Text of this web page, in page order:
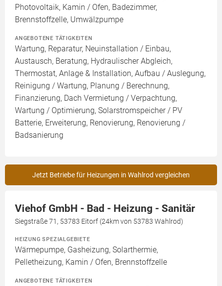
Photovoltaik, Kamin / Ofen, Badezimmer,
Brennstoffzelle, Umwälzpumpe
ANGEBOTENE TÄTIGKEITEN
Wartung, Reparatur, Neuinstallation / Einbau,
Austausch, Beratung, Hydraulischer Abgleich,
Thermostat, Anlage & Installation, Aufbau / Auslegung,
Reinigung / Wartung, Planung / Berechnung,
Finanzierung, Dach Vermietung / Verpachtung,
Wartung / Optimierung, Solarstromspeicher / PV
Batterie, Erweiterung, Renovierung, Renovierung /
Badsanierung
Jetzt Betriebe für Heizungen in Wahlrod vergleichen
Viehof GmbH - Bad - Heizung - Sanitär
Siegstraße 71, 53783 Eitorf (24km von 53783 Wahlrod)
HEIZUNG SPEZIALGEBIETE
Wärmepumpe, Gasheizung, Solarthermie,
Pelletheizung, Kamin / Ofen, Brennstoffzelle
ANGEBOTENE TÄTIGKEITEN